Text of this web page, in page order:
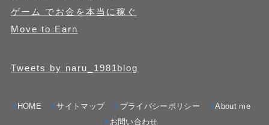
ゲーム でお金を本当に稼ぐ
Move to Earn
Tweets by naru_1981blog
HOME サイトマップ プライバシーポリシー
About me
お問い合わせ